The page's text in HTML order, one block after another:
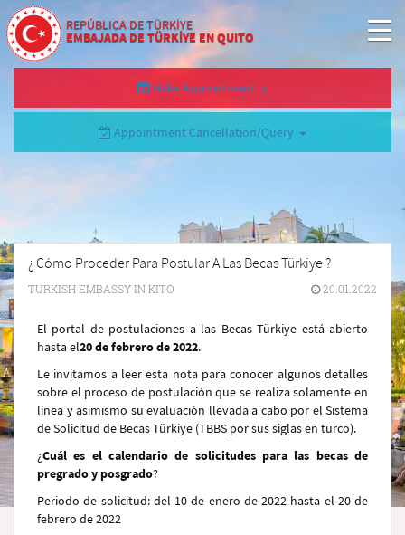
REPÚBLICA DE TÜRKİYE
EMBAJADA DE TÜRKİYE EN QUITO
Make Appointment
Appointment Cancellation/Query
¿ Cómo Proceder Para Postular A Las Becas Türkiye ?
TURKISH EMBASSY IN KITO 20.01.2022
El portal de postulaciones a las Becas Türkiye está abierto
hasta el20 de febrero de 2022.
Le invitamos a leer esta nota para conocer algunos detalles
sobre el proceso de postulación que se realiza solamente en
línea y asimismo su evaluación llevada a cabo por el Sistema
de Solicitud de Becas Türkiye (TBBS por sus siglas en turco).
¿Cuál es el calendario de solicitudes para las becas de
pregrado y posgrado?
Periodo de solicitud: del 10 de enero de 2022 hasta el 20 de
febrero de 2022